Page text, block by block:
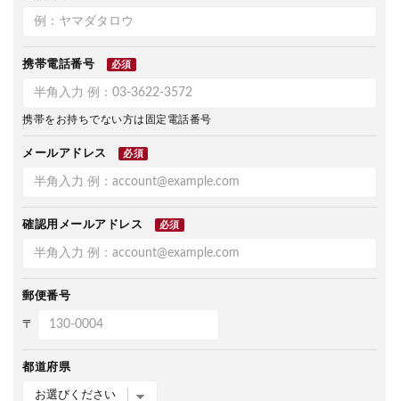
携帯電話番号 必須
携帯をお持ちでない方は固定電話番号
メールアドレス 必須
確認用メールアドレス 必須
郵便番号
〒
都道府県